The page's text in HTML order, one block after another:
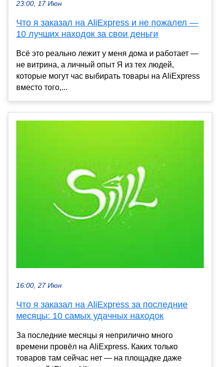
23:00, 17 Июн
Что я заказал на AliExpress и не пожалел —
10 лучших находок за свои деньги
Всё это реально лежит у меня дома и работает —
не витрина, а личный опыт Я из тех людей,
которые могут час выбирать товары на AliExpress
вместо того,...
16:00, 27 Июн
Что я заказал на AliExpress за последние
месяцы: 10 самых удачных находок
За последние месяцы я неприлично много
времени провёл на AliExpress. Каких только
товаров там сейчас нет — на площадке даже